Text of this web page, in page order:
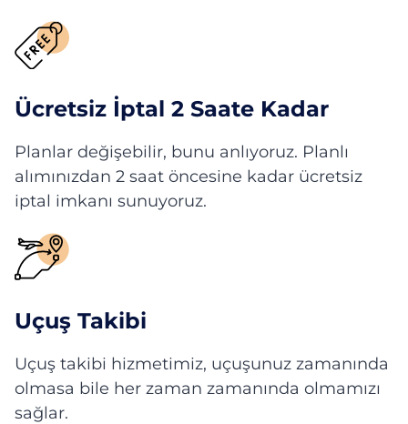
Ücretsiz İptal 2 Saate Kadar
Planlar değişebilir, bunu anlıyoruz. Planlı
alımınızdan 2 saat öncesine kadar ücretsiz
iptal imkanı sunuyoruz.
Uçuş Takibi
Uçuş takibi hizmetimiz, uçuşunuz zamanında
olmasa bile her zaman zamanında olmamızı
sağlar.